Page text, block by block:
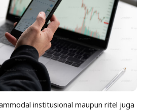
institusional maupun ritel juga